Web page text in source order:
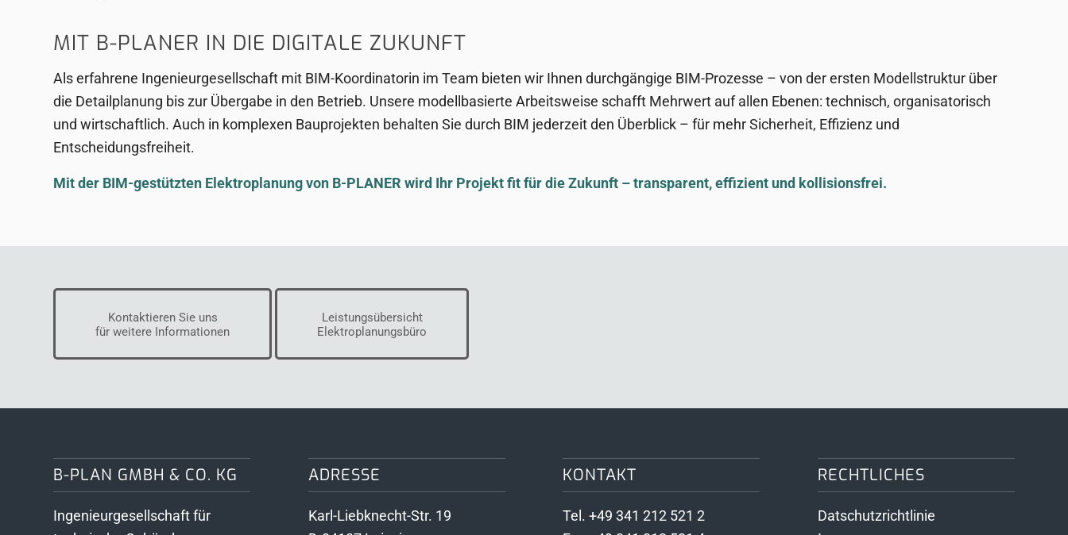
MIT B-PLANER IN DIE DIGITALE ZUKUNFT
Als erfahrene Ingenieurgesellschaft mit BIM-Koordinatorin im Team bieten wir Ihnen durchgängige BIM-Prozesse – von der ersten Modellstruktur über
die Detailplanung bis zur Übergabe in den Betrieb. Unsere modellbasierte Arbeitsweise schafft Mehrwert auf allen Ebenen: technisch, organisatorisch
und wirtschaftlich. Auch in komplexen Bauprojekten behalten Sie durch BIM jederzeit den Überblick – für mehr Sicherheit, Effizienz und
Entscheidungsfreiheit.
Mit der BIM-gestützten Elektroplanung von B-PLANER wird Ihr Projekt fit für die Zukunft – transparent, effizient und kollisionsfrei.
Kontaktieren Sie uns
für weitere Informationen
Leistungsübersicht
Elektroplanungsbüro
B-PLAN GMBH & CO. KG
Ingenieurgesellschaft für
ADRESSE
Karl-Liebknecht-Str. 19
KONTAKT
Tel. +49 341 212 521 2
RECHTLICHES
Datschutzrichtlinie